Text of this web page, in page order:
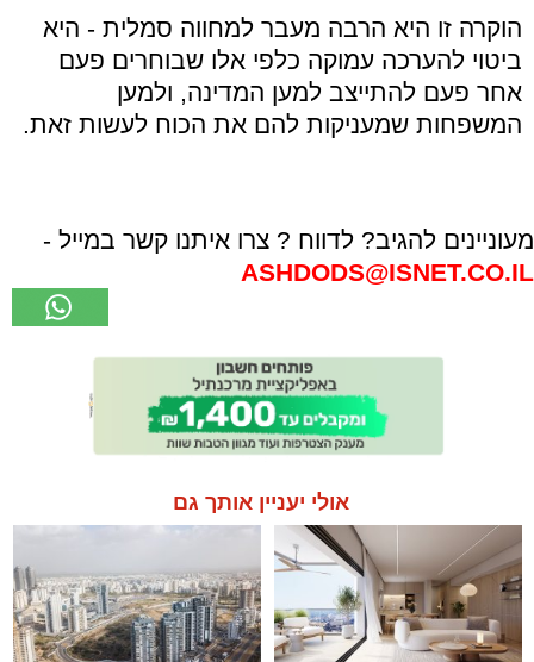
הוקרה זו היא הרבה מעבר למחווה סמלית - היא
ביטוי להערכה עמוקה כלפי אלו שבוחרים פעם
אחר פעם להתייצב למען המדינה, ולמען
המשפחות שמעניקות להם את הכוח לעשות זאת.
מעוניינים להגיב? לדווח ? צרו איתנו קשר במייל -
ASHDODS@ISNET.CO.IL
אולי יעניין אותך גם